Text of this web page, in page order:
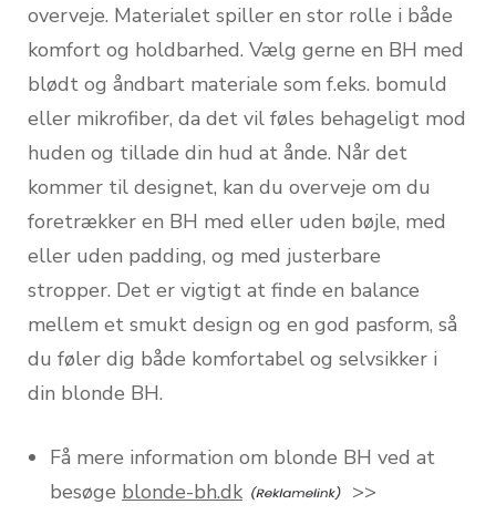
overveje. Materialet spiller en stor rolle i både
komfort og holdbarhed. Vælg gerne en BH med
blødt og åndbart materiale som f.eks. bomuld
eller mikrofiber, da det vil føles behageligt mod
huden og tillade din hud at ånde. Når det
kommer til designet, kan du overveje om du
foretrækker en BH med eller uden bøjle, med
eller uden padding, og med justerbare
stropper. Det er vigtigt at finde en balance
mellem et smukt design og en god pasform, så
du føler dig både komfortabel og selvsikker i
din blonde BH.
Få mere information om blonde BH ved at
besøge blonde-bh.dk >>